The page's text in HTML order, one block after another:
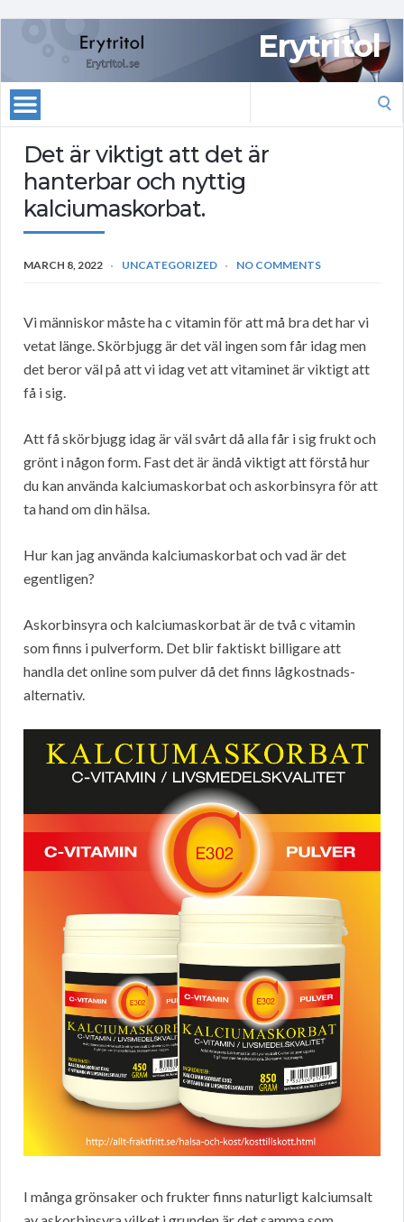
Erytritol
Det är viktigt att det är
hanterbar och nyttig
kalciumaskorbat.
MARCH 8, 2022 UNCATEGORIZED NO COMMENTS
Vi människor måste ha c vitamin för att må bra det har vi
vetat länge. Skörbjugg är det väl ingen som får idag men
det beror väl på att vi idag vet att vitaminet är viktigt att
få i sig.
Att få skörbjugg idag är väl svårt då alla får i sig frukt och
grönt i någon form. Fast det är ändå viktigt att förstå hur
du kan använda kalciumaskorbat och askorbinsyra för att
ta hand om din hälsa.
Hur kan jag använda kalciumaskorbat och vad är det
egentligen?
Askorbinsyra och kalciumaskorbat är de två c vitamin
som finns i pulverform. Det blir faktiskt billigare att
handla det online som pulver då det finns lågkostnads-
alternativ.
I många grönsaker och frukter finns naturligt kalciumsalt